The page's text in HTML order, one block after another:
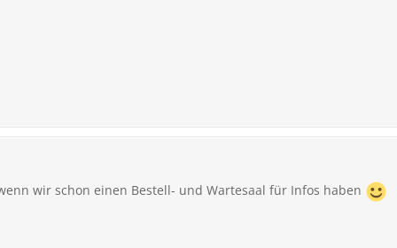
wir schon einen Bestell- und Wartesaal für Infos haben